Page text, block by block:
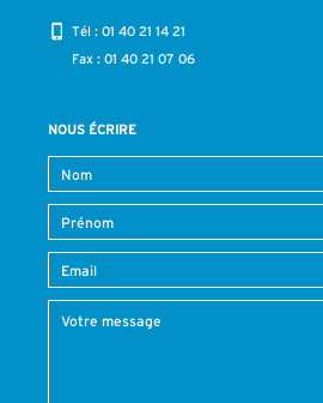
Tél : 01 40 21 14 21
Fax : 01 40 21 07 06
NOUS ÉCRIRE